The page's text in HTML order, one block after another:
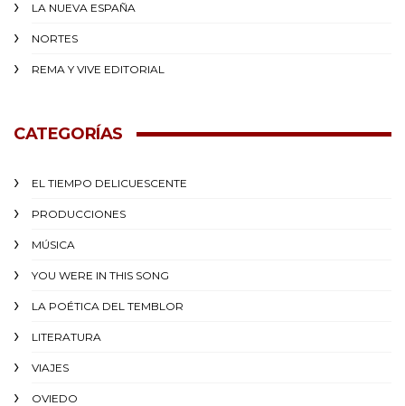
LA NUEVA ESPAÑA
NORTES
REMA Y VIVE EDITORIAL
CATEGORÍAS
EL TIEMPO DELICUESCENTE
PRODUCCIONES
MÚSICA
YOU WERE IN THIS SONG
LA POÉTICA DEL TEMBLOR
LITERATURA
VIAJES
OVIEDO